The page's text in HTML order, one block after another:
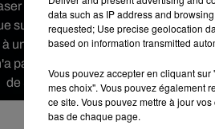
un nouveau morceau, baptisé
sur les oreilles, on pouvait ainsi
une ballade comme on peut
pas hésité à également officialiser
de Sevran a ainsi publié une cover
data such as IP address and
requested; Use precise geolocation
based on information transmitted
Vous pouvez accepter en cliquant
mes choix". Vous pouvez également
ce site. Vous pouvez mettre à jour
bas de chaque page.